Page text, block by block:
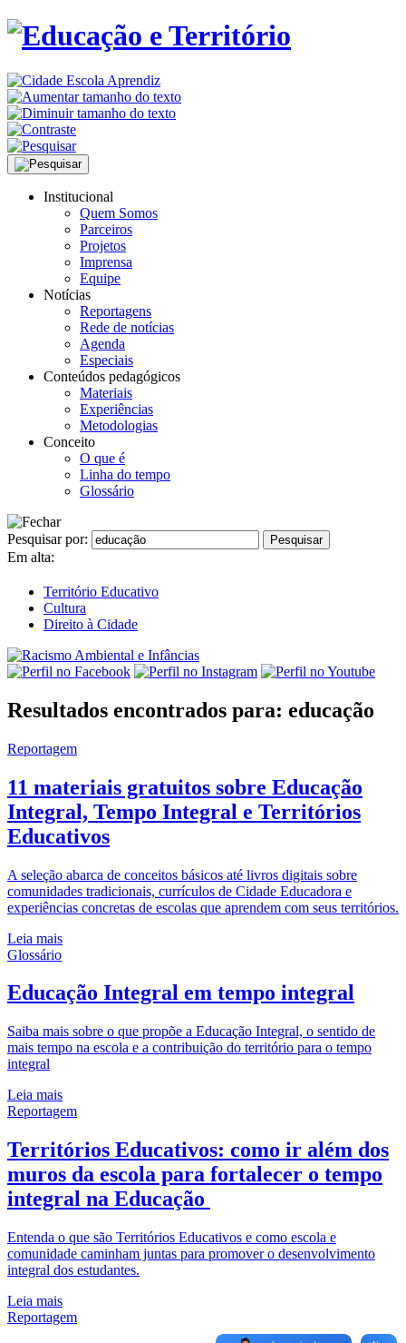
Institucional
Quem Somos
Parceiros
Projetos
Imprensa
Equipe
Notícias
Reportagens
Rede de notícias
Agenda
Especiais
Conteúdos pedagógicos
Materiais
Experiências
Metodologias
Conceito
O que é
Linha do tempo
Glossário
Pesquisar por:
Em alta:
Território Educativo
Cultura
Direito à Cidade
Resultados encontrados para: educação
Reportagem
11 materiais gratuitos sobre Educação
Integral, Tempo Integral e Territórios
Educativos
A seleção abarca de conceitos básicos até livros digitais sobre
comunidades tradicionais, currículos de Cidade Educadora e
experiências concretas de escolas que aprendem com seus territórios.
Leia mais
Glossário
Educação Integral em tempo integral
Saiba mais sobre o que propõe a Educação Integral, o sentido de
mais tempo na escola e a contribuição do território para o tempo
integral
Leia mais
Reportagem
Territórios Educativos: como ir além dos
muros da escola para fortalecer o tempo
integral na Educação
Entenda o que são Territórios Educativos e como escola e
comunidade caminham juntas para promover o desenvolvimento
integral dos estudantes.
Leia mais
Reportagem